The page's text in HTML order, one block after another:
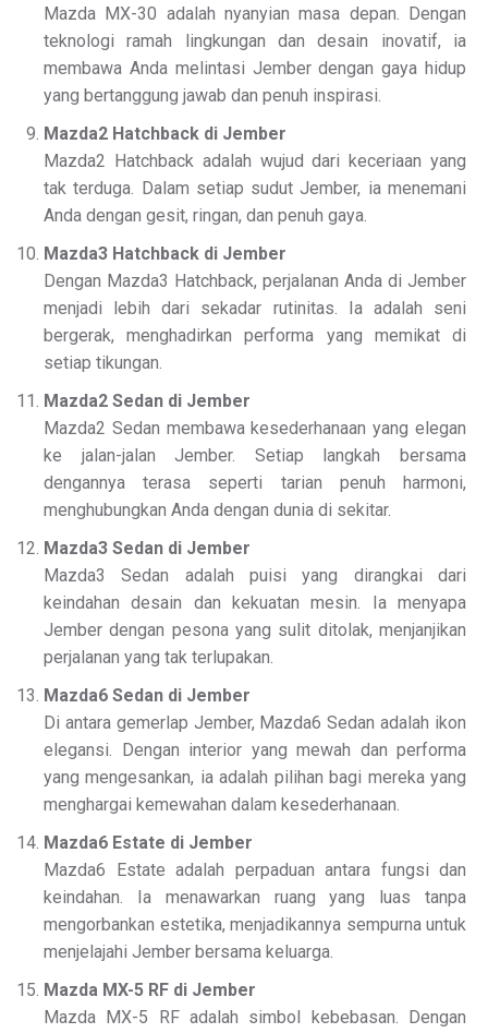
Mazda MX-30 adalah nyanyian masa depan. Dengan
teknologi ramah lingkungan dan desain inovatif, ia
membawa Anda melintasi Jember dengan gaya hidup
yang bertanggung jawab dan penuh inspirasi.
Mazda2 Hatchback di Jember
Mazda2 Hatchback adalah wujud dari keceriaan yang
tak terduga. Dalam setiap sudut Jember, ia menemani
Anda dengan gesit, ringan, dan penuh gaya.
Mazda3 Hatchback di Jember
Dengan Mazda3 Hatchback, perjalanan Anda di Jember
menjadi lebih dari sekadar rutinitas. Ia adalah seni
bergerak, menghadirkan performa yang memikat di
setiap tikungan.
Mazda2 Sedan di Jember
Mazda2 Sedan membawa kesederhanaan yang elegan
ke jalan-jalan Jember. Setiap langkah bersama
dengannya terasa seperti tarian penuh harmoni,
menghubungkan Anda dengan dunia di sekitar.
Mazda3 Sedan di Jember
Mazda3 Sedan adalah puisi yang dirangkai dari
keindahan desain dan kekuatan mesin. Ia menyapa
Jember dengan pesona yang sulit ditolak, menjanjikan
perjalanan yang tak terlupakan.
Mazda6 Sedan di Jember
Di antara gemerlap Jember, Mazda6 Sedan adalah ikon
elegansi. Dengan interior yang mewah dan performa
yang mengesankan, ia adalah pilihan bagi mereka yang
menghargai kemewahan dalam kesederhanaan.
Mazda6 Estate di Jember
Mazda6 Estate adalah perpaduan antara fungsi dan
keindahan. Ia menawarkan ruang yang luas tanpa
mengorbankan estetika, menjadikannya sempurna untuk
menjelajahi Jember bersama keluarga.
Mazda MX-5 RF di Jember
Mazda MX-5 RF adalah simbol kebebasan. Dengan